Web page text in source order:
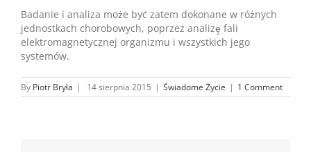
Badanie i analiza może być zatem dokonane w różnych
jednostkach chorobowych, poprzez analizę fali
elektromagnetycznej organizmu i wszystkich jego
systemów.
By Piotr Bryła | 14 sierpnia 2015 | Świadome Życie | 1 Comment